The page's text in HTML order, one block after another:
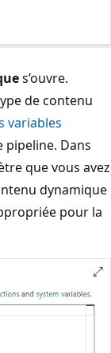
s’ouvre.
de contenu
variables
pipeline. Dans
que vous avez
dynamique
pour la